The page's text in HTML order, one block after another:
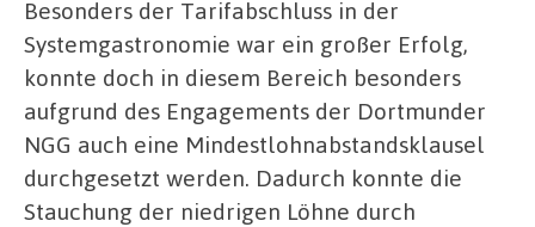
Besonders der Tarifabschluss in der
Systemgastronomie war ein großer Erfolg,
konnte doch in diesem Bereich besonders
aufgrund des Engagements der Dortmunder
NGG auch eine Mindestlohnabstandsklausel
durchgesetzt werden. Dadurch konnte die
Stauchung der niedrigen Löhne durch